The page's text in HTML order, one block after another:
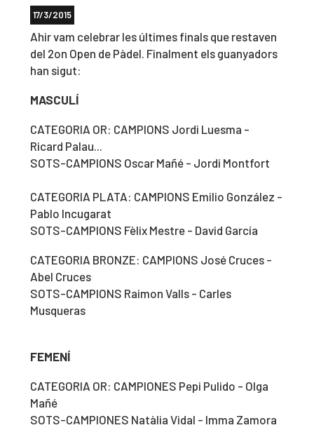
17/3/2015
Ahir vam celebrar les últimes finals que restaven
del 2on Open de Pàdel. Finalment els guanyadors
han sigut:
MASCULÍ
CATEGORIA OR: CAMPIONS Jordi Luesma -
Ricard Palau...
SOTS-CAMPIONS Oscar Mañé - Jordi Montfort
CATEGORIA PLATA: CAMPIONS Emilio González -
Pablo Incugarat
SOTS-CAMPIONS Fèlix Mestre - David García
CATEGORIA BRONZE: CAMPIONS José Cruces -
Abel Cruces
SOTS-CAMPIONS Raimon Valls - Carles
Musqueras
FEMENÍ
CATEGORIA OR: CAMPIONES Pepi Pulido - Olga
Mañé
SOTS-CAMPIONES Natàlia Vidal - Imma Zamora